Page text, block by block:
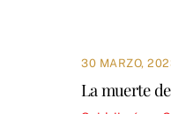
30 MARZO,
La muerte